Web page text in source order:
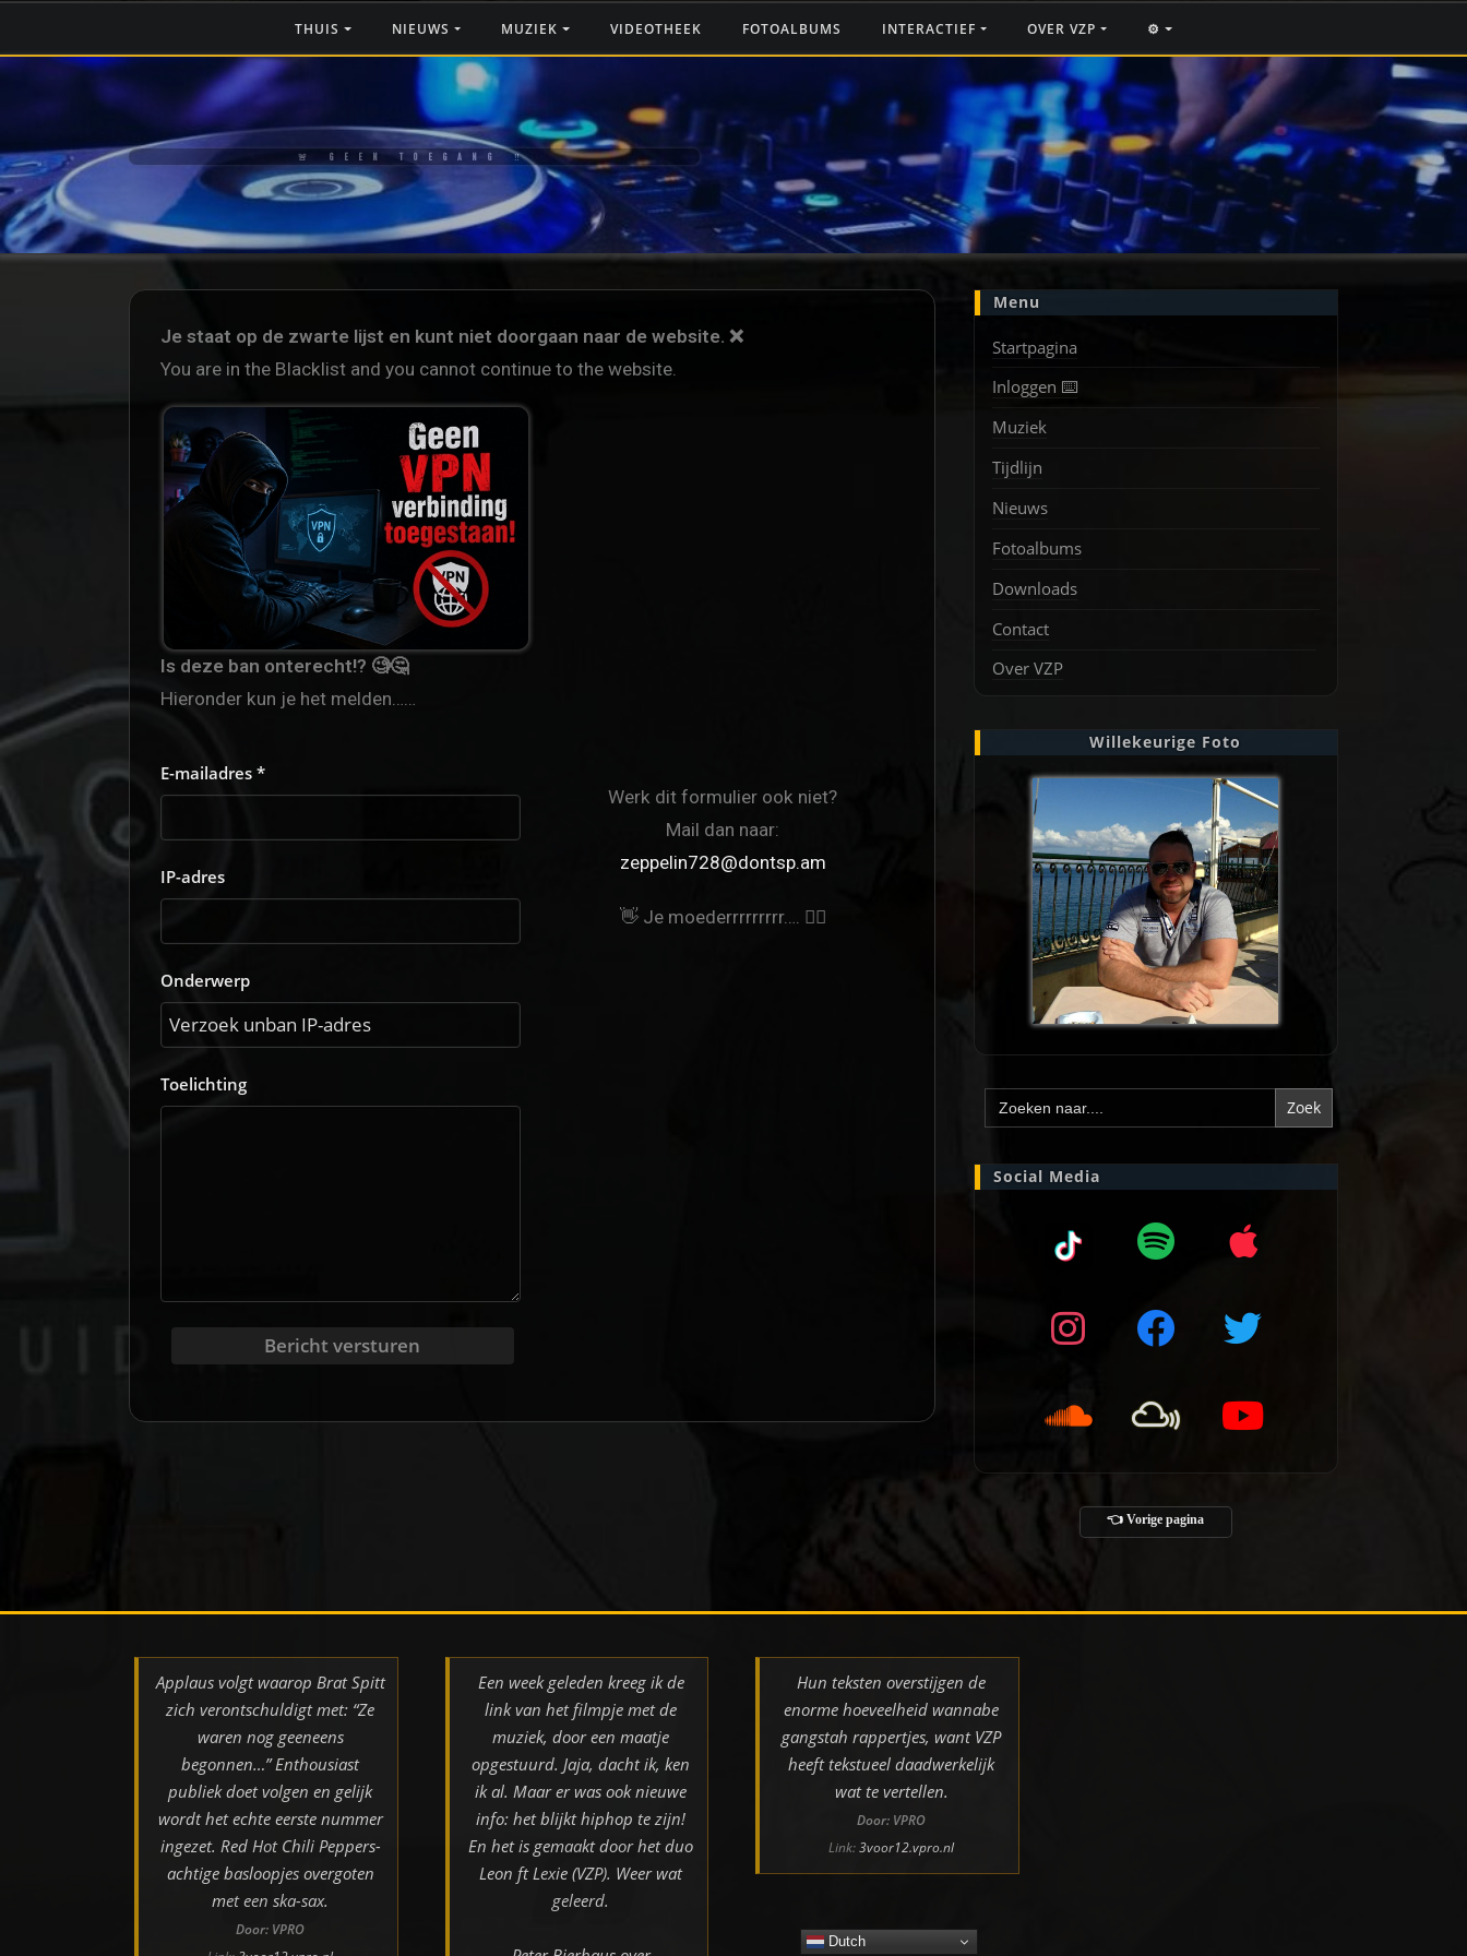
THUIS NIEUWS MUZIEK VIDEOTHEEK FOTOALBUMS INTERACTIEF OVER VZP ⚙️
🚨 GEEN TOEGANG ‼️
Je staat op de zwarte lijst en kunt niet doorgaan naar de website. ❌
You are in the Blacklist and you cannot continue to the website.
Is deze ban onterecht!? 🧐🤔
Hieronder kun je het melden……
E-mailadres *
IP-adres
Onderwerp
Toelichting
Bericht versturen
Werk dit formulier ook niet?
Mail dan naar:
zeppelin728@dontsp.am
👋 Je moederrrrrrrrr…. 🙋‍♀
Menu
Startpagina
Inloggen ⌨️
Muziek
Tijdlijn
Nieuws
Fotoalbums
Downloads
Contact
Over VZP
Willekeurige Foto
Zoek
naar:
Social Media
👈 Vorige pagina
Applaus volgt waarop Brat Spitt
zich verontschuldigt met: “Ze
waren nog geeneens
begonnen…” Enthousiast
publiek doet volgen en gelijk
wordt het echte eerste nummer
ingezet. Red Hot Chili Peppers-
achtige basloopjes overgoten
met een ska-sax.
Door: VPRO
Een week geleden kreeg ik de
link van het filmpje met de
muziek, door een maatje
opgestuurd. Jaja, dacht ik, ken
ik al. Maar er was ook nieuwe
info: het blijkt hiphop te zijn!
En het is gemaakt door het duo
Leon ft Lexie (VZP). Weer wat
geleerd.
Hun teksten overstijgen de
enorme hoeveelheid wannabe
gangstah rappertjes, want VZP
heeft tekstueel daadwerkelijk
wat te vertellen.
Door: VPRO
Link:3voor12.vpro.nl
Dutch